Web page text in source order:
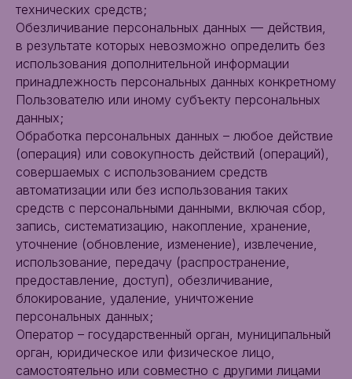
технических средств;
Обезличивание персональных данных — действия,
в результате которых невозможно определить без
использования дополнительной информации
принадлежность персональных данных конкретному
Пользователю или иному субъекту персональных
данных;
Обработка персональных данных – любое действие
(операция) или совокупность действий (операций),
совершаемых с использованием средств
автоматизации или без использования таких
средств с персональными данными, включая сбор,
запись, систематизацию, накопление, хранение,
уточнение (обновление, изменение), извлечение,
использование, передачу (распространение,
предоставление, доступ), обезличивание,
блокирование, удаление, уничтожение
персональных данных;
Оператор – государственный орган, муниципальный
орган, юридическое или физическое лицо,
самостоятельно или совместно с другими лицами